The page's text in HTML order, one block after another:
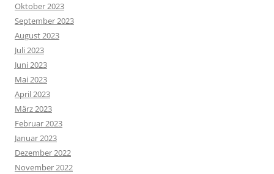
Oktober 2023
September 2023
August 2023
Juli 2023
Juni 2023
Mai 2023
April 2023
März 2023
Februar 2023
Januar 2023
Dezember 2022
November 2022